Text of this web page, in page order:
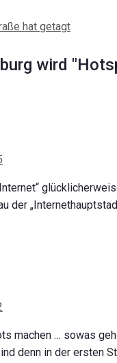
hat getagt
wird
der
machen … sowas
denn in der ersten